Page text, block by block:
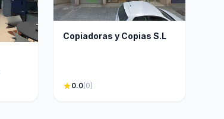
Copiadoras y Copias S.L
star0.0(0)